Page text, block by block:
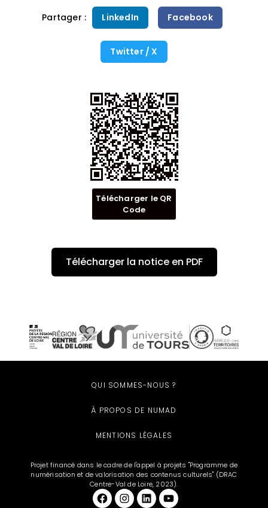
Partager : LinkedIn Facebook
Twitter / X
Télécharger le QR
Code
Télécharger la notice en PDF
QUI SOMMES-NOUS ?
À PROPOS DE NUMAD
MENTIONS LÉGALES
Projet financé dans le cadre de l'appel à projets "Programme de
numérisation et de valorisation des contenus culturels" (DRAC
Centre-Val de Loire, 2023).
Facebook et aussi sur Instagram LinkedIn YouTube